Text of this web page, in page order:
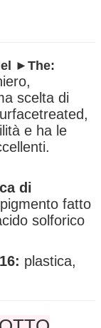
►The:
scelta di
e ha le
di
fatto
solforico
plastica,